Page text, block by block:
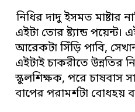
নিধির দাদু ইসমত মাষ্টার
এইটা তোর ষ্ট্যান্ড পয়েন্ট।
আরেকটা সিঁড়ি পাবি,
এইটাই চাকরীতে উন্নতির
স্কুলশিক্ষক, পরে চাষবাস
বাপের পরামর্শটা বোধহয়